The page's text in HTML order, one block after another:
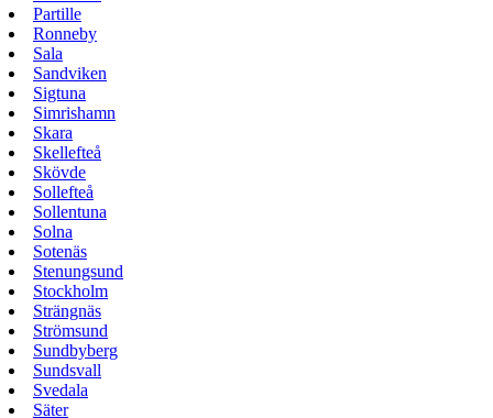
Partille
Ronneby
Sala
Sandviken
Sigtuna
Simrishamn
Skara
Skellefteå
Skövde
Sollefteå
Sollentuna
Solna
Sotenäs
Stenungsund
Stockholm
Strängnäs
Strömsund
Sundbyberg
Sundsvall
Svedala
Säter